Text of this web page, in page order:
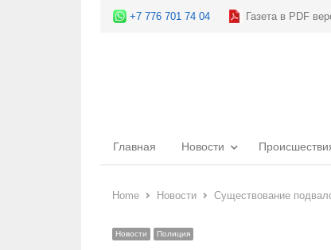
+7 776 701 74 04 Газета в PDF
Главная Новости
Home
Новости Существование
Новости Полиция